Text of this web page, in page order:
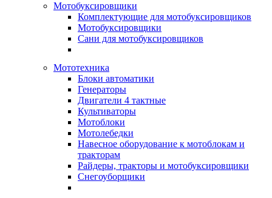
Мотобуксировщики
Комплектующие для мотобуксировщиков
Мотобуксировщики
Сани для мотобуксировщиков
Мототехника
Блоки автоматики
Генераторы
Двигатели 4 тактные
Культиваторы
Мотоблоки
Мотолебедки
Навесное оборудование к мотоблокам и
тракторам
Райдеры, тракторы и мотобуксировщики
Снегоуборщики